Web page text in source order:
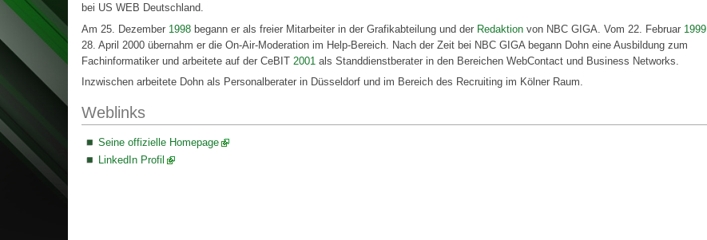
bei US WEB Deutschland.
Am 25. Dezember 1998 begann er als freier Mitarbeiter in der Grafikabteilung und der Redaktion von NBC GIGA. Vom 22. Februar 1999
28. April 2000 übernahm er die On-Air-Moderation im Help-Bereich. Nach der Zeit bei NBC GIGA begann Dohn eine Ausbildung zum
Fachinformatiker und arbeitete auf der CeBIT 2001 als Standdienstberater in den Bereichen WebContact und Business Networks.
Inzwischen arbeitete Dohn als Personalberater in Düsseldorf und im Bereich des Recruiting im Kölner Raum.
Weblinks
Seine offizielle Homepage
LinkedIn Profil